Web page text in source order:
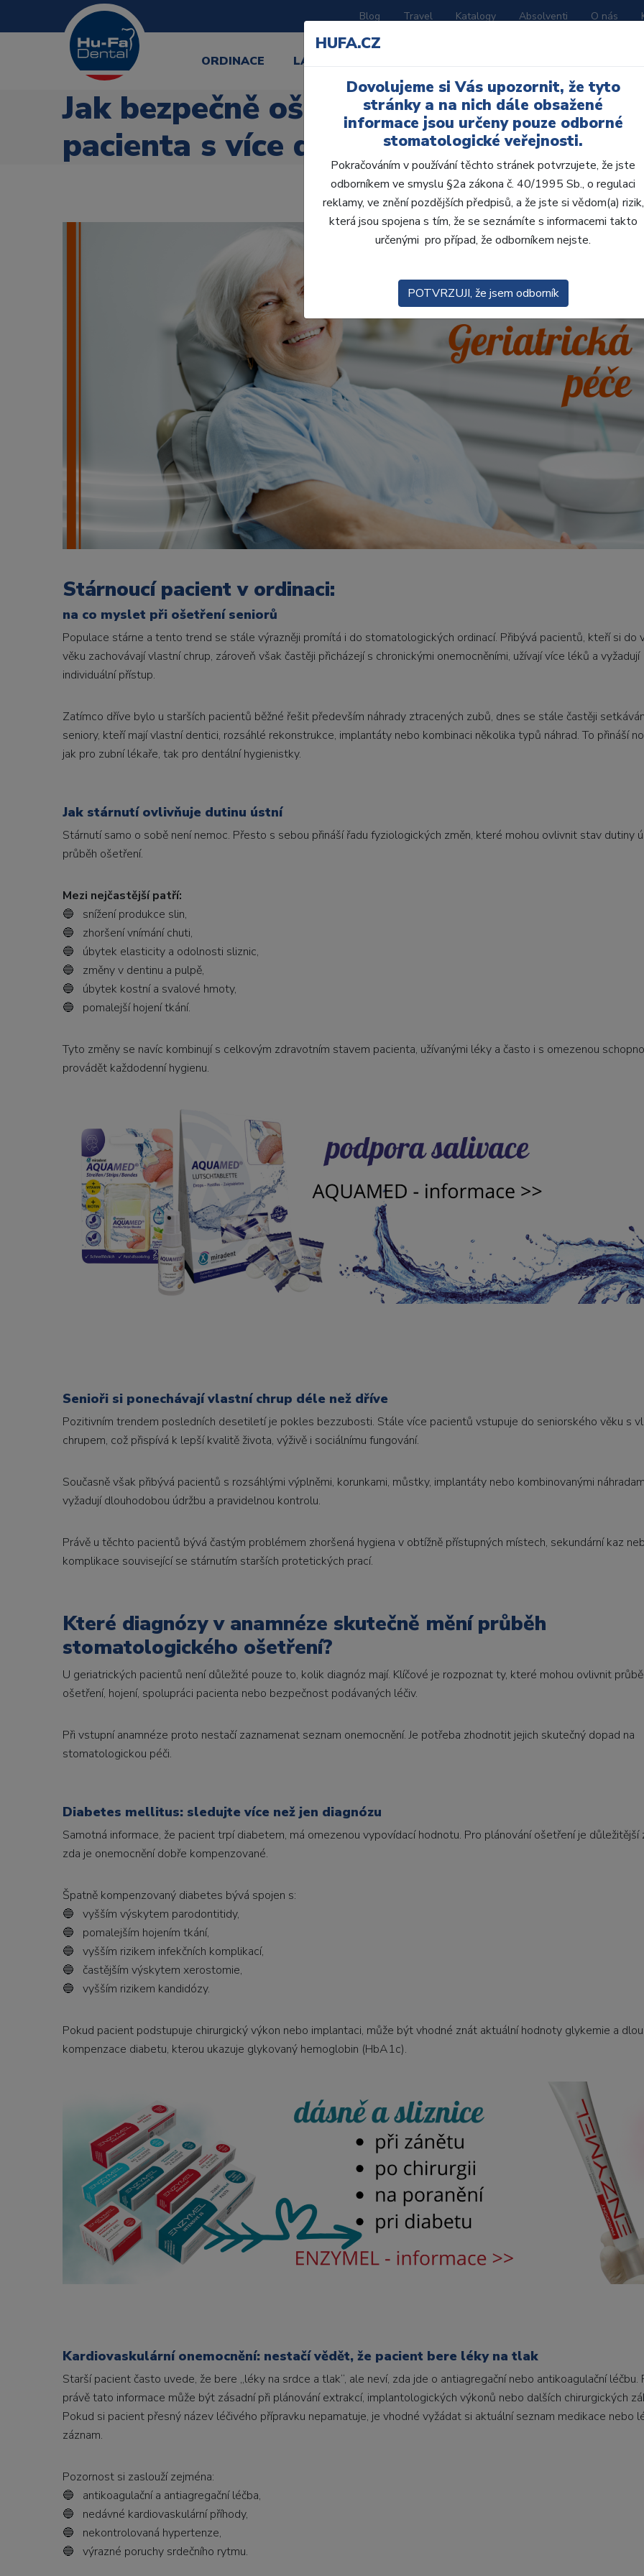
Blog Travel Katalogy Absolventi O nás
ORDINACE LABORATOŘ
Jak bezpečně ošetřovat staršího
pacienta s více diagnózami?
Stárnoucí pacient v ordinaci:
na co myslet při ošetření seniorů
Populace stárne a tento trend se stále výrazněji promítá i do stomatologických ordinací. Přibývá pacientů, kteří si do
věku zachovávají vlastní chrup, zároveň však častěji přicházejí s chronickými onemocněními, užívají více léků a vyžadují
individuální přístup.
Zatímco dříve bylo u starších pacientů běžné řešit především náhrady ztracených zubů, dnes se stále častěji
seniory, kteří mají vlastní dentici, rozsáhlé rekonstrukce, implantáty nebo kombinaci několika typů náhrad. To přináší
jak pro zubní lékaře, tak pro dentální hygienistky.
Jak stárnutí ovlivňuje dutinu ústní
Stárnutí samo o sobě není nemoc. Přesto s sebou přináší řadu fyziologických změn, které mohou ovlivnit stav dutiny
průběh ošetření.
Mezi nejčastější patří:
🔵 snížení produkce slin,
🔵 zhoršení vnímání chuti,
🔵 úbytek elasticity a odolnosti sliznic,
🔵 změny v dentinu a pulpě,
🔵 úbytek kostní a svalové hmoty,
🔵 pomalejší hojení tkání.
Tyto změny se navíc kombinují s celkovým zdravotním stavem pacienta, užívanými léky a často i s omezenou
provádět každodenní hygienu.
Senioři si ponechávají vlastní chrup déle než dříve
Pozitivním trendem posledních desetiletí je pokles bezzubosti. Stále více pacientů vstupuje do seniorského věku s
chrupem, což přispívá k lepší kvalitě života, výživě i sociálnímu fungování.
Současně však přibývá pacientů s rozsáhlými výplněmi, korunkami, můstky, implantáty nebo kombinovanými
vyžadují dlouhodobou údržbu a pravidelnou kontrolu.
Právě u těchto pacientů bývá častým problémem zhoršená hygiena v obtížně přístupných místech, sekundární kaz
komplikace související se stárnutím starších protetických prací.
Které diagnózy v anamnéze skutečně mění průběh
stomatologického ošetření?
U geriatrických pacientů není důležité pouze to, kolik diagnóz mají. Klíčové je rozpoznat ty, které mohou ovlivnit
ošetření, hojení, spolupráci pacienta nebo bezpečnost podávaných léčiv.
Při vstupní anamnéze proto nestačí zaznamenat seznam onemocnění. Je potřeba zhodnotit jejich skutečný dopad na
stomatologickou péči.
Diabetes mellitus: sledujte více než jen diagnózu
Samotná informace, že pacient trpí diabetem, má omezenou vypovídací hodnotu. Pro plánování ošetření je důležitější
zda je onemocnění dobře kompenzované.
Špatně kompenzovaný diabetes bývá spojen s:
🔵 vyšším výskytem parodontitidy,
🔵 pomalejším hojením tkání,
🔵 vyšším rizikem infekčních komplikací,
🔵 častějším výskytem xerostomie,
🔵 vyšším rizikem kandidózy.
Pokud pacient podstupuje chirurgický výkon nebo implantaci, může být vhodné znát aktuální hodnoty glykemie a
kompenzace diabetu, kterou ukazuje glykovaný hemoglobin (HbA1c).
Kardiovaskulární onemocnění: nestačí vědět, že pacient bere léky na tlak
Starší pacient často uvede, že bere „léky na srdce a tlak“, ale neví, zda jde o antiagregační nebo antikoagulační léčbu.
právě tato informace může být zásadní při plánování extrakcí, implantologických výkonů nebo dalších chirurgických
Pokud si pacient přesný název léčivého přípravku nepamatuje, je vhodné vyžádat si aktuální seznam medikace nebo
záznam.
Pozornost si zaslouží zejména:
🔵 antikoagulační a antiagregační léčba,
🔵 nedávné kardiovaskulární příhody,
🔵 nekontrolovaná hypertenze,
🔵 výrazné poruchy srdečního rytmu.
HUFA.CZ
Dovolujeme si Vás upozornit, že tyto
stránky a na nich dále obsažené
informace jsou určeny pouze odborné
stomatologické veřejnosti.
Pokračováním v používání těchto stránek potvrzujete, že jste
odborníkem ve smyslu §2a zákona č. 40/1995 Sb., o regulaci
reklamy, ve znění pozdějších předpisů, a že jste si vědom(a) rizik,
která jsou spojena s tím, že se seznámíte s informacemi takto
určenými pro případ, že odborníkem nejste.
POTVRZUJI, že jsem odborník